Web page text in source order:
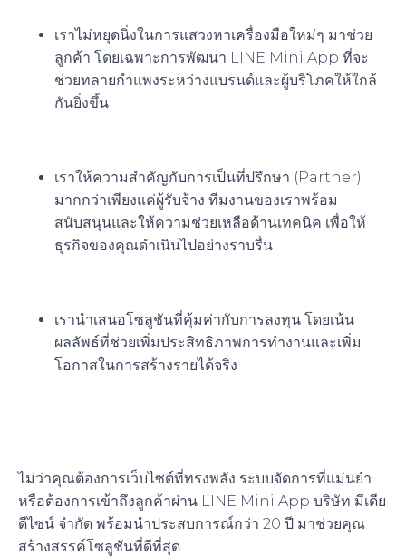
เราไม่หยุดนิ่งในการแสวงหาเครื่องมือใหม่ๆ มาช่วย
ลูกค้า โดยเฉพาะการพัฒนา LINE Mini App ที่จะ
ช่วยทลายกำแพงระหว่างแบรนด์และผู้บริโภคให้ใกล้
กันยิ่งขึ้น
เราให้ความสำคัญกับการเป็นที่ปรึกษา (Partner)
มากกว่าเพียงแค่ผู้รับจ้าง ทีมงานของเราพร้อม
สนับสนุนและให้ความช่วยเหลือด้านเทคนิค เพื่อให้
ธุรกิจของคุณดำเนินไปอย่างราบรื่น
เรานำเสนอโซลูชันที่คุ้มค่ากับการลงทุน โดยเน้น
ผลลัพธ์ที่ช่วยเพิ่มประสิทธิภาพการทำงานและเพิ่ม
โอกาสในการสร้างรายได้จริง
ไม่ว่าคุณต้องการเว็บไซต์ที่ทรงพลัง ระบบจัดการที่แม่นยำ
หรือต้องการเข้าถึงลูกค้าผ่าน LINE Mini App บริษัท มีเดีย
ดีไซน์ จำกัด พร้อมนำประสบการณ์กว่า 20 ปี มาช่วยคุณ
สร้างสรรค์โซลูชันที่ดีที่สุด